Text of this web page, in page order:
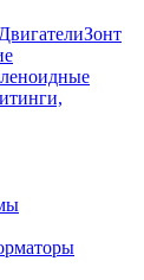
ДвигателиЗонт